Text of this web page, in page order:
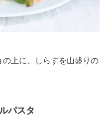
の上に、しらすを山盛りの
パスタ